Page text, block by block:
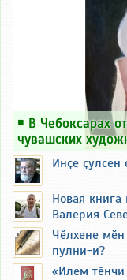
￭ В Чебоксарах
чувашских
Инҫе ҫулсен
Новая
Валерия
Чӗлхене мӗн
пулни-и?
«Илем